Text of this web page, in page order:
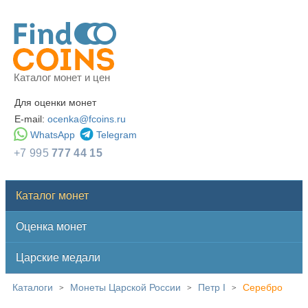
Каталог монет и цен
Для оценки монет
E-mail: ocenka@fcoins.ru
WhatsApp
Telegram
+7 995777 44 15
Каталог монет
Оценка монет
Царские медали
Каталоги > Монеты Царской России > Петр I > Серебро